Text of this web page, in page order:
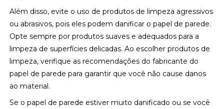
Além disso, evite o uso de produtos de limpeza agressivos
ou abrasivos, pois eles podem danificar o papel de parede.
Opte sempre por produtos suaves e adequados para a
limpeza de superfícies delicadas. Ao escolher produtos de
limpeza, verifique as recomendações do fabricante do
papel de parede para garantir que você não cause danos
ao material.
Se o papel de parede estiver muito danificado ou se você